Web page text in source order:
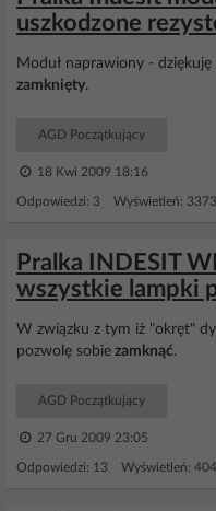
uszkodzone
Moduł naprawiony -
zamknięty.
AGD Początkujący
18 Kwi 2009 18:16
Odpowiedzi: 3 Wyświetleń: 3373
Pralka INDESIT
wszystkie lampki
W związku z tym iż "okręt"
pozwolę sobie zamknąć.
AGD Początkujący
27 Gru 2009 23:05
Odpowiedzi: 13 Wyświetleń: